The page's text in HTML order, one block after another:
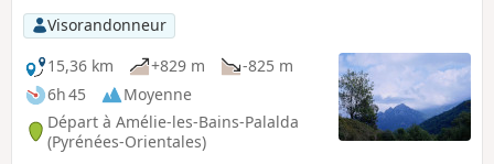
Visorandonneur
15,36 km
+829 m
-825 m
6h 45
Moyenne
Départ à Amélie-les-Bains-Palalda
(Pyrénées-Orientales)